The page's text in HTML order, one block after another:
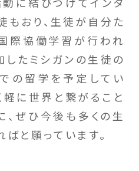
もおり、生徒が自分た
際協働学習が行われ
したミシガンの生徒の
の留学を予定してい
軽に世界と繋がること
、ぜひ今後も多くの生
と願っています。